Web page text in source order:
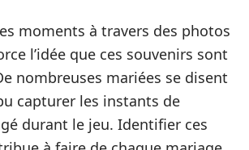
moments à travers des photos
l’idée que ces souvenirs sont
nombreuses mariées se disent
capturer les instants de
durant le jeu. Identifier ces